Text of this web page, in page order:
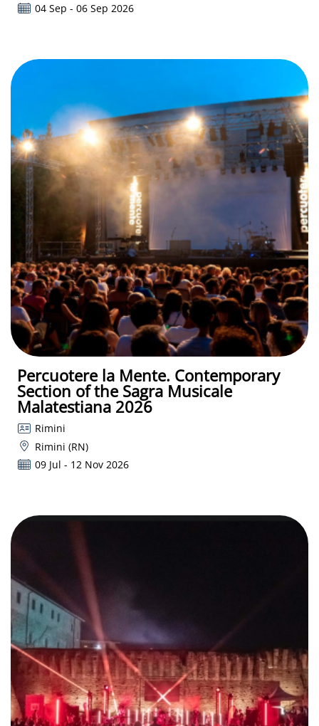
04 Sep - 06 Sep 2026
Percuotere la Mente. Contemporary
Section of the Sagra Musicale
Malatestiana 2026
Rimini
Rimini (RN)
09 Jul - 12 Nov 2026